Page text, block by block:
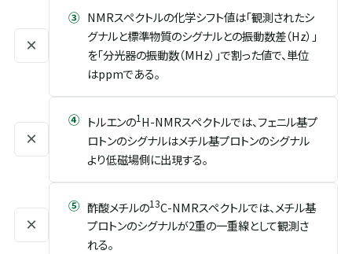
×
③ NMRスペクトルの化学シフト値は「観測されたシ
グナルと標準物質のシグナルとの振動数差（Hz）」
を「分光器の振動数（MHz）」で割った値で、単位
はppmである。
×
④ トルエンの1 H-NMRスペクトルでは、フェニル基プ
ロトンのシグナルはメチル基プロトンのシグナル
より低磁場側に出現する。
×
⑤ 酢酸メチルの13C-NMRスペクトルでは、メチル基
プロトンのシグナルが2重の一重線として観測さ
れる。